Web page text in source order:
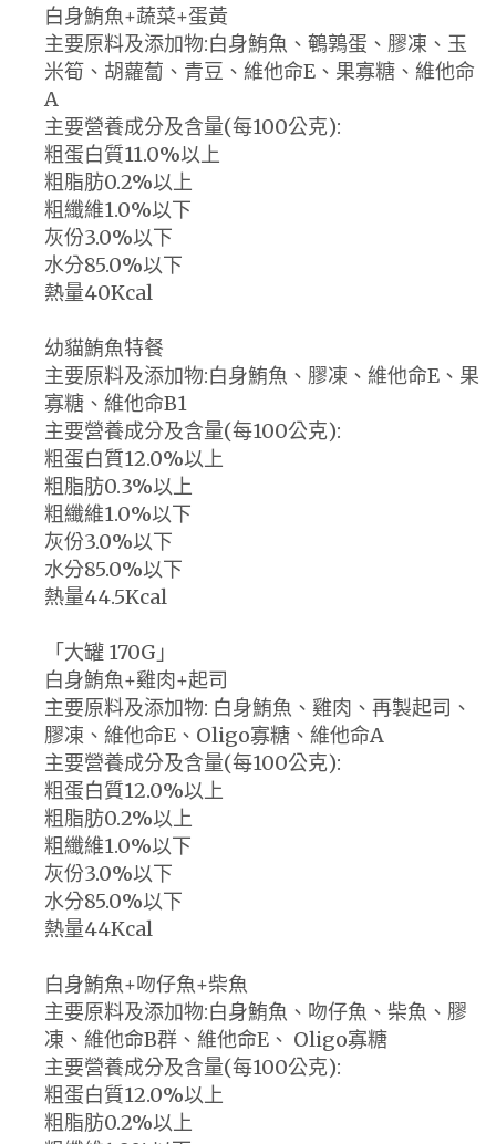
白身鮪魚+蔬菜+蛋黃
主要原料及添加物:白身鮪魚、鵪鶉蛋、膠凍、玉
米筍、胡蘿蔔、青豆、維他命E、果寡糖、維他命
A
主要營養成分及含量(每100公克):
粗蛋白質11.0%以上
粗脂肪0.2%以上
粗纖維1.0%以下
灰份3.0%以下
水分85.0%以下
熱量40Kcal
幼貓鮪魚特餐
主要原料及添加物:白身鮪魚、膠凍、維他命E、果
寡糖、維他命B1
主要營養成分及含量(每100公克):
粗蛋白質12.0%以上
粗脂肪0.3%以上
粗纖維1.0%以下
灰份3.0%以下
水分85.0%以下
熱量44.5Kcal
「大罐 170G」
白身鮪魚+雞肉+起司
主要原料及添加物: 白身鮪魚、雞肉、再製起司、
膠凍、維他命E、Oligo寡糖、維他命A
主要營養成分及含量(每100公克):
粗蛋白質12.0%以上
粗脂肪0.2%以上
粗纖維1.0%以下
灰份3.0%以下
水分85.0%以下
熱量44Kcal
白身鮪魚+吻仔魚+柴魚
主要原料及添加物:白身鮪魚、吻仔魚、柴魚、膠
凍、維他命B群、維他命E、 Oligo寡糖
主要營養成分及含量(每100公克):
粗蛋白質12.0%以上
粗脂肪0.2%以上